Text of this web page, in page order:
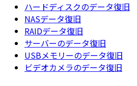
ハードディスクのデータ復旧
NASデータ復旧
RAIDデータ復旧
サーバーのデータ復旧
USBメモリーのデータ復旧
ビデオカメラのデータ復旧